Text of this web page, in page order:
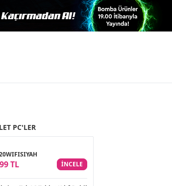
PC'LER
TL INCELE